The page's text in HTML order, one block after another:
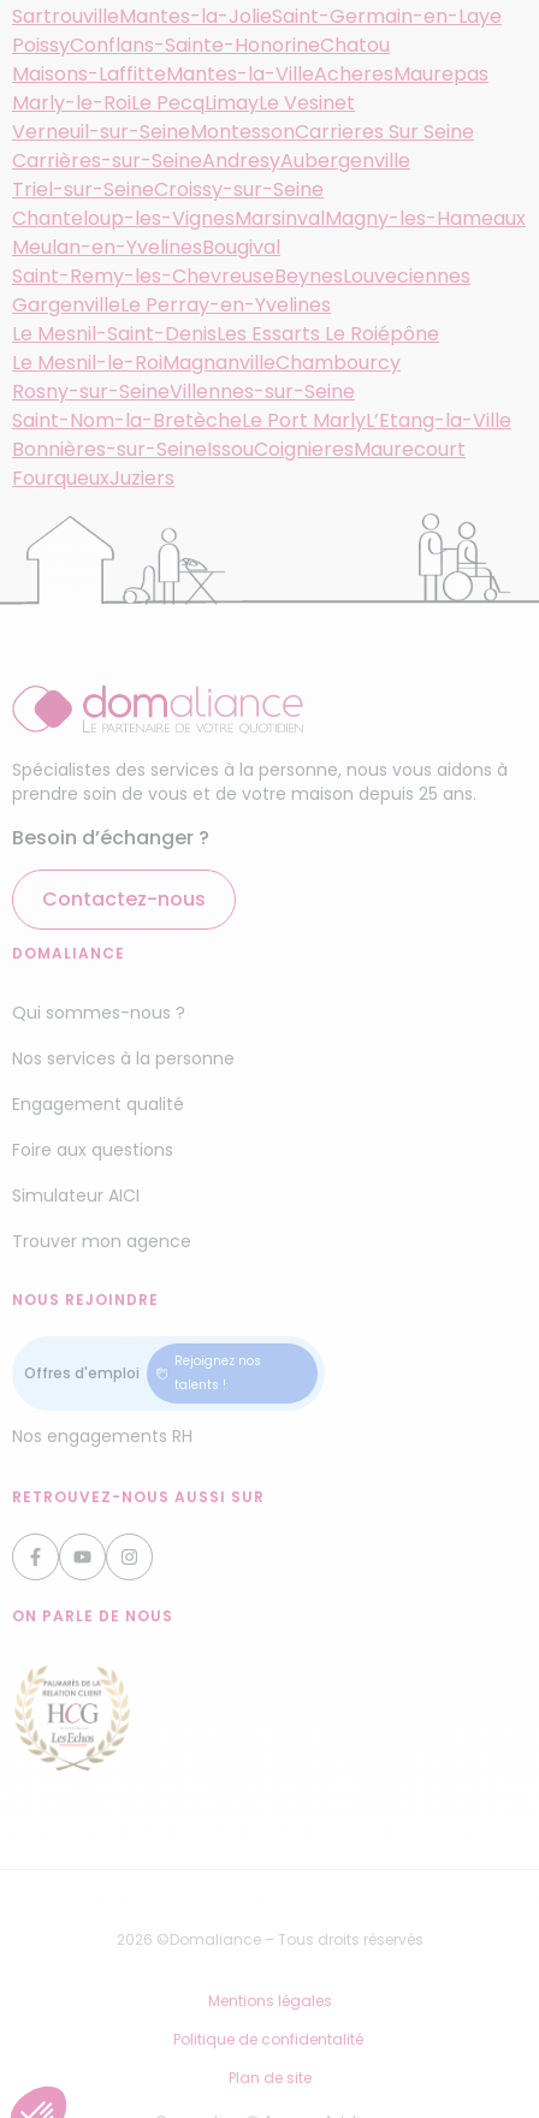
SartrouvilleMantes-la-JolieSaint-Germain-en-Laye
PoissyConflans-Sainte-HonorineChatou
Maisons-LaffitteMantes-la-VilleAcheresMaurepas
Marly-le-RoiLe PecqLimayLe Vesinet
Verneuil-sur-SeineMontessonCarrieres Sur Seine
Carrières-sur-SeineAndresyAubergenville
Triel-sur-SeineCroissy-sur-Seine
Chanteloup-les-VignesMarsinvalMagny-les-Hameaux
Meulan-en-YvelinesBougival
Saint-Remy-les-ChevreuseBeynesLouveciennes
GargenvilleLe Perray-en-Yvelines
Le Mesnil-Saint-DenisLes Essarts Le Roiépône
Le Mesnil-le-RoiMagnanvilleChambourcy
Rosny-sur-SeineVillennes-sur-Seine
Saint-Nom-la-BretècheLe Port MarlyL’Etang-la-Ville
Bonnières-sur-SeineIssouCoignieresMaurecourt
FourqueuxJuziers
Spécialistes des services à la personne, nous vous aidons à
prendre soin de vous et de votre maison depuis 25 ans.
Besoin d’échanger ?
Contactez-nous
DOMALIANCE
Qui sommes-nous ?
Nos services à la personne
Engagement qualité
Foire aux questions
Simulateur AICI
Trouver mon agence
NOUS REJOINDRE
Rejoignez nos
talents !
Nos engagements RH
RETROUVEZ-NOUS AUSSI SUR
ON PARLE DE NOUS
2026 ©Domaliance – Tous droits réservés
Mentions légales
Politique de confidentalité
Plan de site